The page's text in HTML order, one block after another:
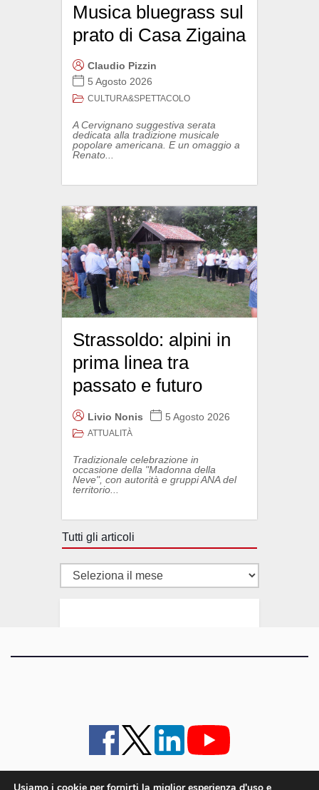
Musica bluegrass sul
prato di Casa Zigaina
Claudio Pizzin
5 Agosto 2026
CULTURA&SPETTACOLO
A Cervignano suggestiva serata
dedicata alla tradizione musicale
popolare americana. E un omaggio a
Renato...
Strassoldo: alpini in
prima linea tra
passato e futuro
Livio Nonis 5 Agosto 2026
ATTUALITÀ
Tradizionale celebrazione in
occasione della "Madonna della
Neve", con autorità e gruppi ANA del
territorio...
Tutti gli articoli
Tutti